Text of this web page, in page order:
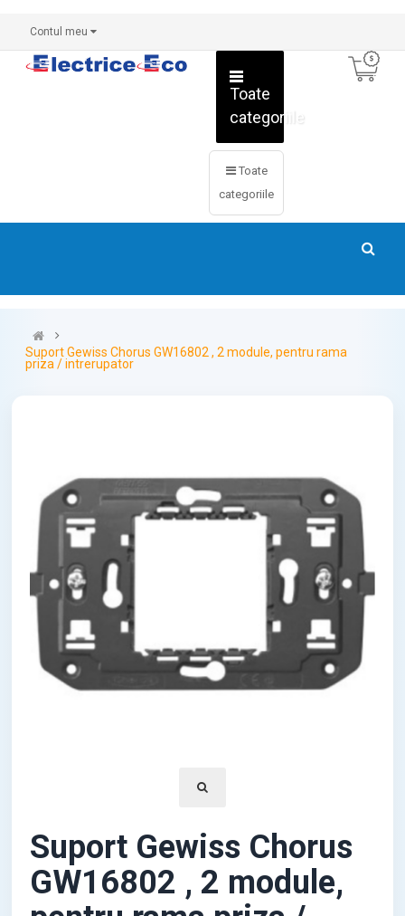
Contul meu
Toate
categoriile
Toate
categoriile
Suport Gewiss Chorus GW16802 , 2 module, pentru rama
priza / intrerupator
Suport Gewiss Chorus
GW16802 , 2 module,